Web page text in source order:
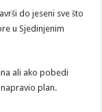
do jeseni sve što
u Sjedinjenim
ali ako pobedi
plan.